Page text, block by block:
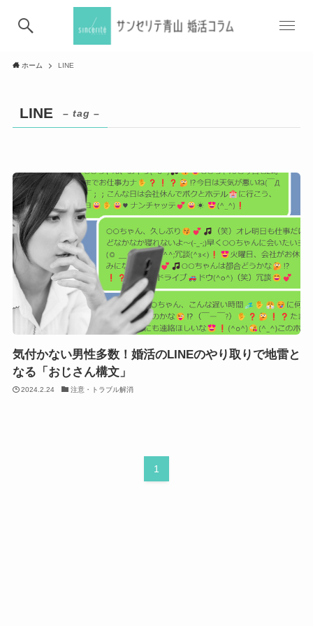
ホーム LINE
LINE – tag –
気付かない男性多数！婚活のLINEのやり取りで地雷と
なる「おじさん構文」
2024.2.24 注意・トラブル解消
1